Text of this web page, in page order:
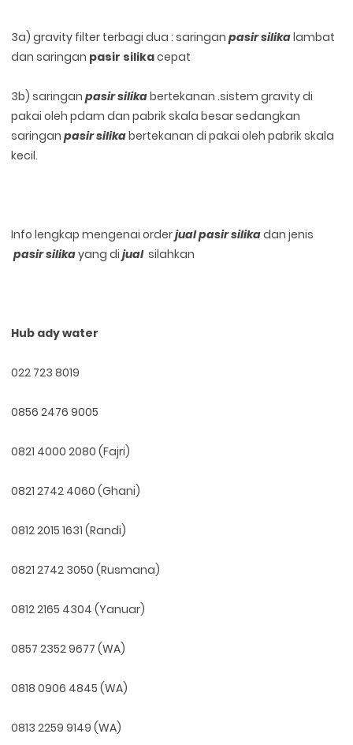
3a) gravity filter terbagi dua : saringanpasir silikalambat
dan saringan pasir silikacepat
3b) saringanpasir silikabertekanan .sistem gravity di
pakai oleh pdam dan pabrik skala besar sedangkan
saringanpasir silikabertekanan di pakai oleh pabrik skala
kecil.
Info lengkap mengenai orderjual pasir silikadan jenis
pasir silikayang di jual silahkan
Hub ady water
022 723 8019
0856 2476 9005
0821 4000 2080 (Fajri)
0821 2742 4060 (Ghani)
0812 2015 1631 (Randi)
0821 2742 3050 (Rusmana)
0812 2165 4304 (Yanuar)
0857 2352 9677 (WA)
0818 0906 4845 (WA)
0813 2259 9149 (WA)